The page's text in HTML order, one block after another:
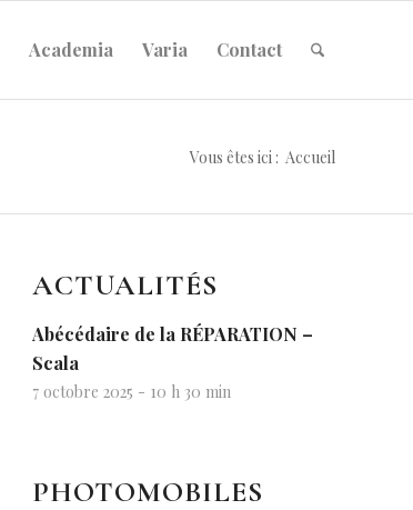
Academia Varia Contact
Vous êtes ici : Accueil
ACTUALITÉS
Abécédaire de la RÉPARATION –
Scala
7 octobre 2025 - 10 h 30 min
PHOTOMOBILES